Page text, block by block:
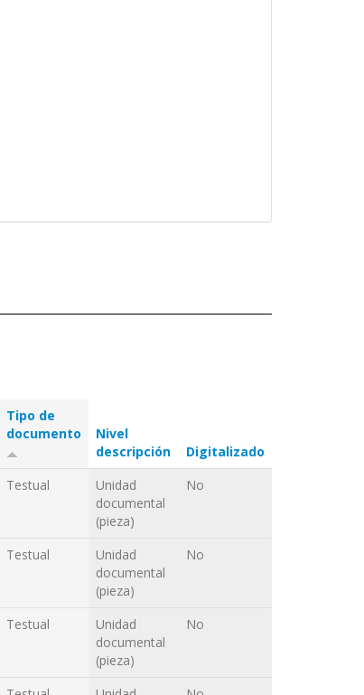
Tipo de
documento
Nivel
descripción
Digitalizado
Testual
Unidad
documental
(pieza)
No
Testual
Unidad
documental
(pieza)
No
Testual
Unidad
documental
(pieza)
No